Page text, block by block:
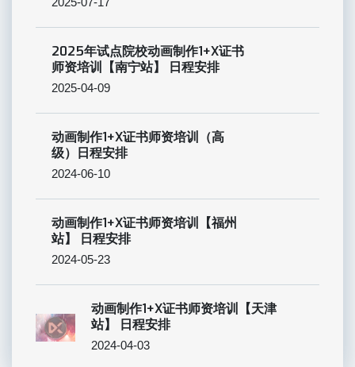
2025年试点院校动画制作1+X证书
师资培训【南宁站】 日程安排
2025-04-09
动画制作1+X证书师资培训（高
级）日程安排
2024-06-10
动画制作1+X证书师资培训【福州
站】 日程安排
2024-05-23
动画制作1+X证书师资培训【天津
站】 日程安排
2024-04-03